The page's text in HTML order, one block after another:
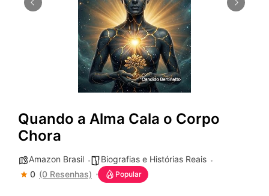
Quando a Alma Cala o Corpo
Chora
Amazon Brasil
Biografias e Histórias Reais
0 (0 Resenhas) Popular